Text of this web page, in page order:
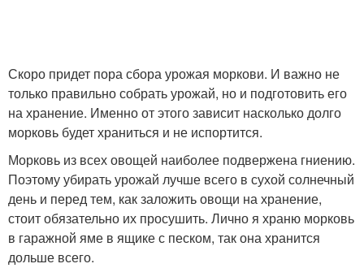
Скоро придет пора сбора урожая моркови. И важно не
только правильно собрать урожай, но и подготовить его
на хранение. Именно от этого зависит насколько долго
морковь будет храниться и не испортится.
Морковь из всех овощей наиболее подвержена гниению.
Поэтому убирать урожай лучше всего в сухой солнечный
день и перед тем, как заложить овощи на хранение,
стоит обязательно их просушить. Лично я храню морковь
в гаражной яме в ящике с песком, так она хранится
дольше всего.